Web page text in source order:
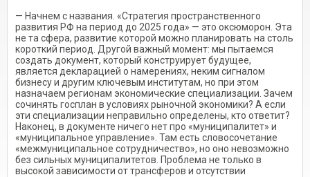
— Начнем с названия. «Стратегия пространственного
развития РФ на период до 2025 года» — это оксюморон. Эта
не та сфера, развитие которой можно планировать на столь
короткий период. Другой важный момент: мы пытаемся
создать документ, который конструирует будущее,
является декларацией о намерениях, неким сигналом
бизнесу и другим ключевым институтам, но при этом
назначаем регионам экономические специализации. Зачем
сочинять госплан в условиях рыночной экономики? А если
эти специализации неправильно определены, кто ответит?
Наконец, в документе ничего нет про «муниципалитет» и
«муниципальное управление». Там есть словосочетание
«межмуниципальное сотрудничество», но оно невозможно
без сильных муниципалитетов. Проблема не только в
высокой зависимости от трансферов и отсутствии